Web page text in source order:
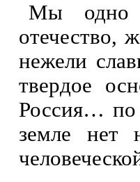
Мы одно
отечество,
нежели
твердое
Россия… по
земле нет